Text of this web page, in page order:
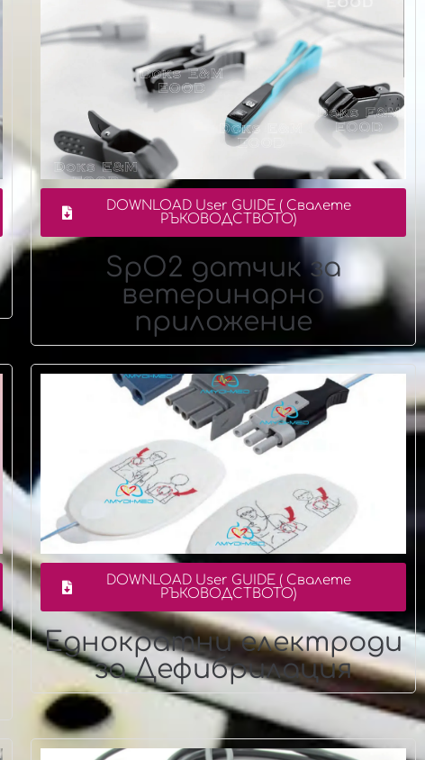
DOWNLOAD User GUIDE ( Свалете
РЪКОВОДСТВОТО)
SpO2 датчик за
ветеринарно
приложение
DOWNLOAD User GUIDE ( Свалете
РЪКОВОДСТВОТО)
Еднократни електроди
за Дефибрилация